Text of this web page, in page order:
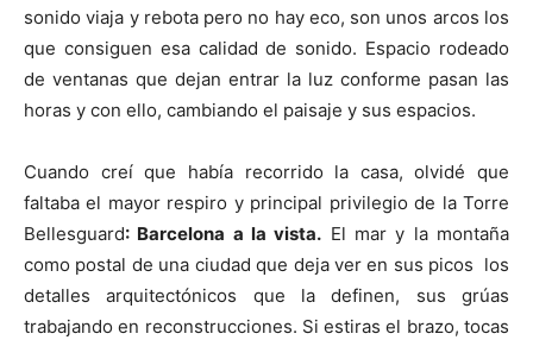
sonido viaja y rebota pero no hay eco, son unos arcos los
que consiguen esa calidad de sonido. Espacio rodeado
de ventanas que dejan entrar la luz conforme pasan las
horas y con ello, cambiando el paisaje y sus espacios.
Cuando creí que había recorrido la casa, olvidé que
faltaba el mayor respiro y principal privilegio de la Torre
Bellesguard: Barcelona a la vista. El mar y la montaña
como postal de una ciudad que deja ver en sus picos los
detalles arquitectónicos que la definen, sus grúas
trabajando en reconstrucciones. Si estiras el brazo, tocas